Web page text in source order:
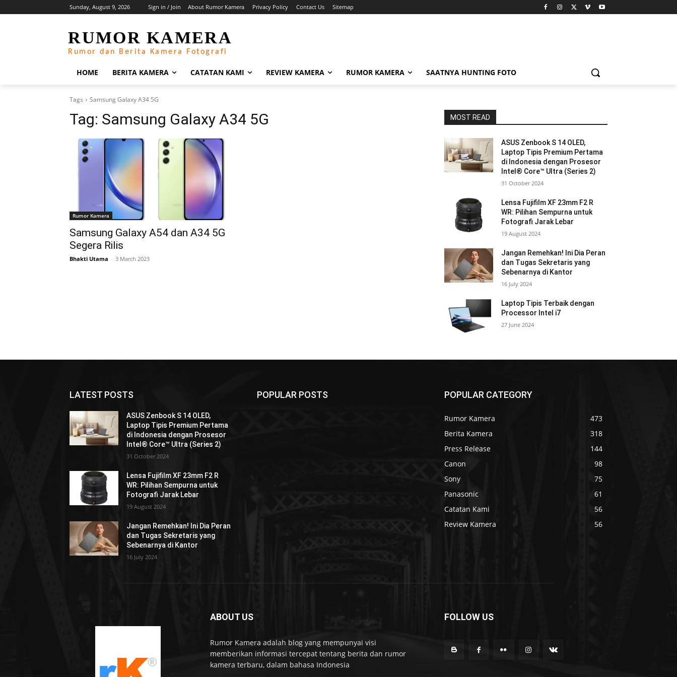
Sunday, August 9, 2026 Sign in / Join About Rumor Kamera Privacy Policy Contact Us Sitemap
RUMOR KAMERA
Rumor dan Berita Kamera Fotografi
HOME BERITA KAMERA CATATAN KAMI REVIEW KAMERA RUMOR KAMERA SAATNYA HUNTING FOTO
Tags Samsung Galaxy A34 5G
Tag: Samsung Galaxy A34 5G
Rumor Kamera
Samsung Galaxy A54 dan A34 5G
Segera Rilis
Bhakti Utama - 3 March 2023
MOST READ
ASUS Zenbook S 14 OLED,
Laptop Tipis Premium Pertama
di Indonesia dengan Prosesor
Intel® Core™ Ultra (Series 2)
31 October 2024
Lensa Fujifilm XF 23mm F2 R
WR: Pilihan Sempurna untuk
Fotografi Jarak Lebar
19 August 2024
Jangan Remehkan! Ini Dia Peran
dan Tugas Sekretaris yang
Sebenarnya di Kantor
16 July 2024
Laptop Tipis Terbaik dengan
Processor Intel i7
27 June 2024
LATEST POSTS
ASUS Zenbook S 14 OLED,
Laptop Tipis Premium Pertama
di Indonesia dengan Prosesor
Intel® Core™ Ultra (Series 2)
31 October 2024
Lensa Fujifilm XF 23mm F2 R
WR: Pilihan Sempurna untuk
Fotografi Jarak Lebar
19 August 2024
Jangan Remehkan! Ini Dia Peran
dan Tugas Sekretaris yang
Sebenarnya di Kantor
16 July 2024
POPULAR POSTS POPULAR CATEGORY
Rumor Kamera
473
Berita Kamera
318
Press Release
144
Canon
98
Sony
75
Panasonic
61
Catatan Kami
56
Review Kamera
56
ABOUT US
Rumor Kamera adalah blog yang mempunyai visi
memberikan informasi tercepat tentang berita dan rumor
kamera terbaru, dalam bahasa Indonesia
FOLLOW US